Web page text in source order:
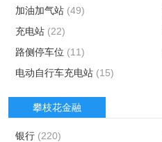
加油加气站 (49)
充电站 (22)
路侧停车位 (11)
电动自行车充电站 (15)
攀枝花金融
银行 (220)